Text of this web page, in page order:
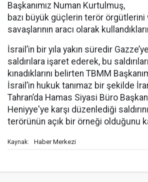
Başkanımız Numan Kurtulmuş,
bazı büyük güçlerin terör örgütlerini
savaşlarının aracı olarak
İsrail’in bir yıla yakın süredir
saldırılara işaret ederek, bu
kınadıklarını belirten TBMM
İsrail’in hukuk tanımaz bir şekilde
Tahran’da Hamas Siyasi Büro
Heniyye'ye karşı düzenlediği
terörünün açık bir örneği olduğunu
Kaynak: Haber Merkezi